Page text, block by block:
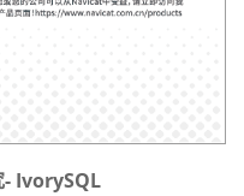
IvorySQL